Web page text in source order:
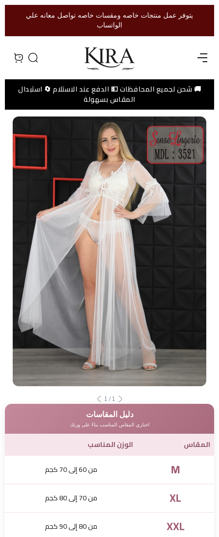
يتوفر عمل منتجات خاصه ومقسات خاصه تواصل معانه علي
الواتساب
Open menu
Search
bag
🚚 شحن لجميع المحافظات 💵 الدفع عند الاستلام 🔄 استبدال
المقاس بسهولة
1
/
1
دليل المقاسات
اختاري المقاس المناسب بناءً على وزنك
المقاس الوزن المناسب
M من 60 إلى 70 كجم
XL من 70 إلى 80 كجم
XXL من 80 إلى 90 كجم